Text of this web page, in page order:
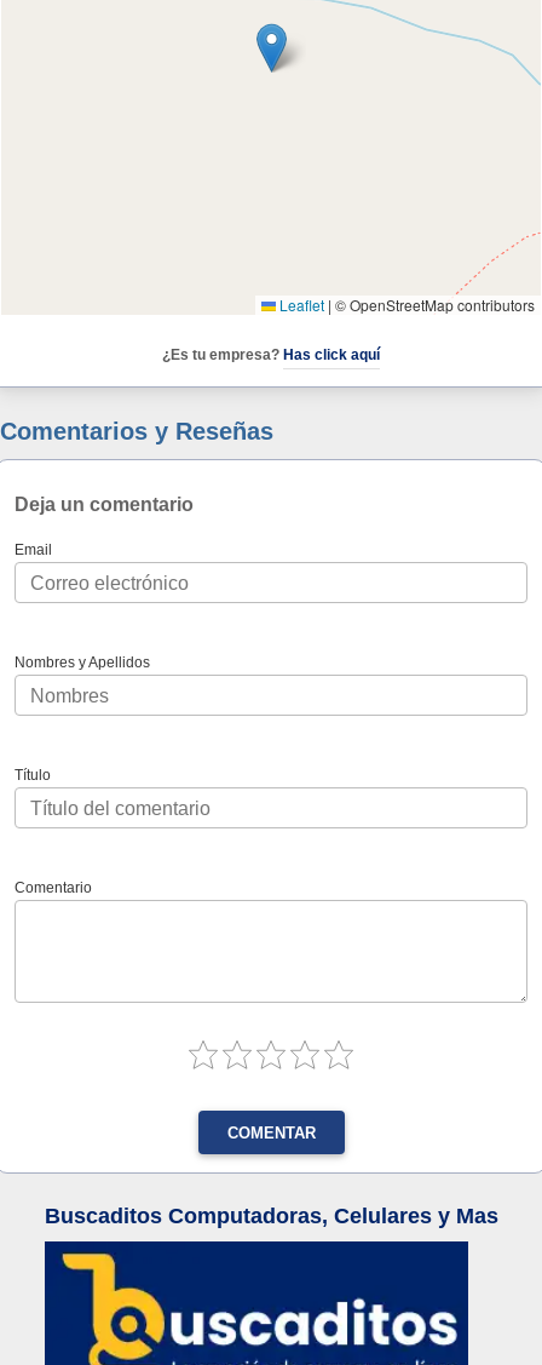
Leaflet | © OpenStreetMap contributors
¿Es tu empresa? Has click aquí
Comentarios y Reseñas
Deja un comentario
Email
Nombres y Apellidos
Título
Comentario
COMENTAR
Buscaditos Computadoras, Celulares y Mas